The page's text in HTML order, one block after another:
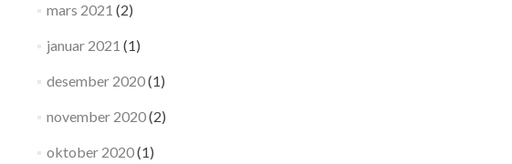
mars 2021 (2)
januar 2021 (1)
desember 2020(1)
november 2020(2)
oktober 2020(1)